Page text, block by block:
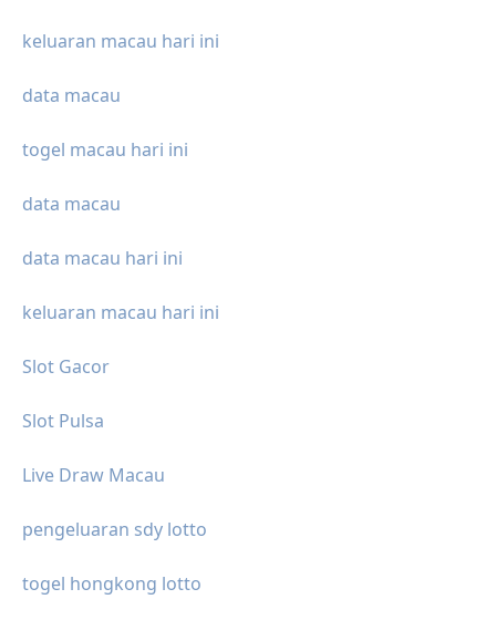
keluaran macau hari ini
data macau
togel macau hari ini
data macau
data macau hari ini
keluaran macau hari ini
Slot Gacor
Slot Pulsa
Live Draw Macau
pengeluaran sdy lotto
togel hongkong lotto